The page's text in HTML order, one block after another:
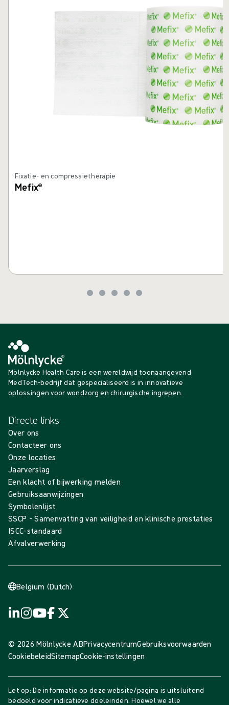
Fixatie- en compressietherapie
Mefix®
Mölnlycke Health Care is een wereldwijd toonaangevend
MedTech-bedrijf dat gespecialiseerd is in innovatieve
oplossingen voor wondzorg en chirurgische ingrepen.
Directe links
Over ons
Contacteer ons
Onze locaties
Jaarverslag
Een klacht of bijwerking melden
Gebruiksaanwijzingen
Symbolenlijst
SSCP - Samenvatting van veiligheid en klinische prestaties
ISCC-standaard
Afvalverwerking
Belgium (Dutch)
© 2026 Mölnlycke ABPrivacycentrumGebruiksvoorwaarden
CookiebeleidSitemapCookie-instellingen
Let op: De informatie op deze website/pagina is uitsluitend
bedoeld voor indicatieve doeleinden. Hoewel we alle